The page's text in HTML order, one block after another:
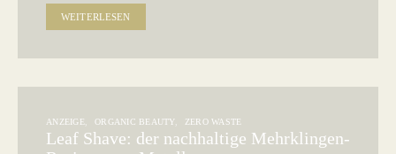
WEITERLESEN
ANZEIGE ORGANIC BEAUTY ZERO WASTE
Leaf Shave: der nachhaltige Mehrklingen-